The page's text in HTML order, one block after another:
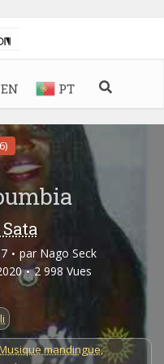
EN PT
par Nago Seck
2 998 Vues
mandingue,